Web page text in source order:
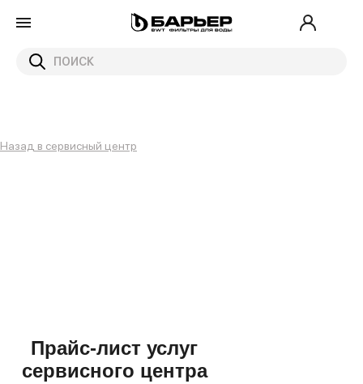
Назад в сервисный центр
Прайс-лист услуг
сервисного центра